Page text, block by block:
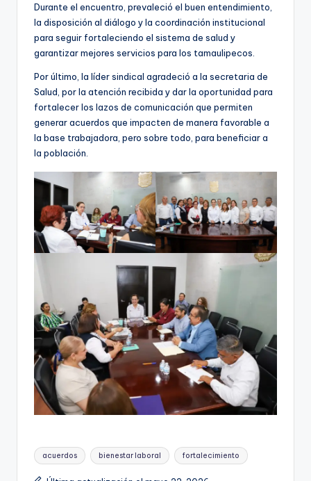
Durante el encuentro, prevaleció el buen entendimiento,
la disposición al diálogo y la coordinación institucional
para seguir fortaleciendo el sistema de salud y
garantizar mejores servicios para los tamaulipecos.
Por último, la líder sindical agradeció a la secretaria de
Salud, por la atención recibida y dar la oportunidad para
fortalecer los lazos de comunicación que permiten
generar acuerdos que impacten de manera favorable a
la base trabajadora, pero sobre todo, para beneficiar a
la población.
Etiquetas:
acuerdos bienestar laboral fortalecimiento